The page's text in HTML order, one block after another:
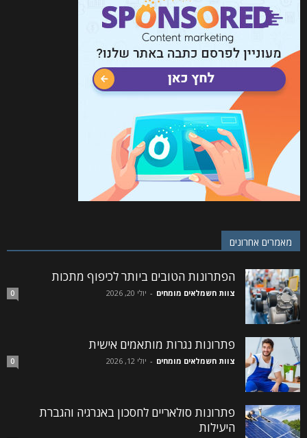
מאמרים אחרונים
הפתרונות הטובים ביותר לכיפוף מתכות
צוות חשמלאים מומחים - יולי 20, 2026 0
פתרונות נגרות מותאמים אישית
צוות חשמלאים מומחים - יולי 12, 2026 0
פתרונות סולאריים לחסכון באנרגיה והגברת
היעילות